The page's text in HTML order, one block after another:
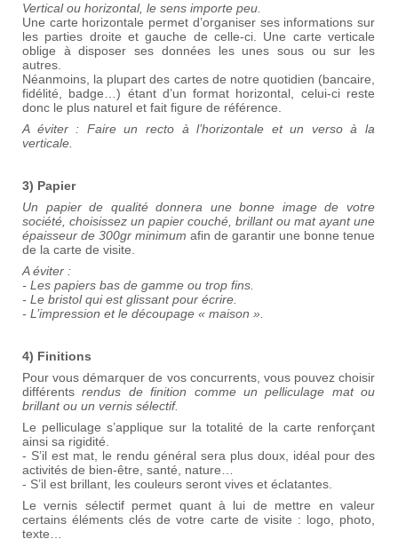
Vertical ou horizontal, le sens importe peu.
Une carte horizontale permet d’organiser ses informations sur
les parties droite et gauche de celle-ci. Une carte verticale
oblige à disposer ses données les unes sous ou sur les
autres.
Néanmoins, la plupart des cartes de notre quotidien (bancaire,
fidélité, badge…) étant d’un format horizontal, celui-ci reste
donc le plus naturel et fait figure de référence.
A éviter : Faire un recto à l’horizontale et un verso à la
verticale.
3) Papier
Un papier de qualité donnera une bonne image de votre
société, choisissez un papier couché, brillant ou mat ayant une
épaisseur de 300gr minimum afin de garantir une bonne tenue
de la carte de visite.
A éviter :
- Les papiers bas de gamme ou trop fins.
- Le bristol qui est glissant pour écrire.
- L’impression et le découpage « maison ».
4) Finitions
Pour vous démarquer de vos concurrents, vous pouvez choisir
différentsrendus de finition comme un pelliculage mat ou
brillant ou un vernis sélectif.
Le pelliculage s’applique sur la totalité de la carte renforçant
ainsi sa rigidité.
- S’il est mat, le rendu général sera plus doux, idéal pour des
activités de bien-être, santé, nature…
- S’il est brillant, les couleurs seront vives et éclatantes.
Le vernis sélectif permet quant à lui de mettre en valeur
certains éléments clés de votre carte de visite : logo, photo,
texte…